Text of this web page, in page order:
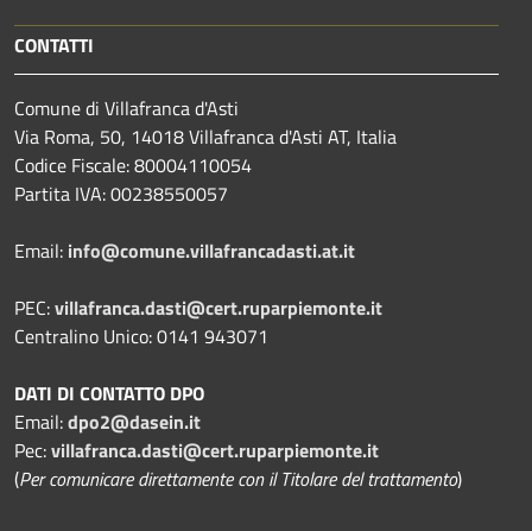
CONTATTI
Comune di Villafranca d'Asti
Via Roma, 50, 14018 Villafranca d'Asti AT, Italia
Codice Fiscale: 80004110054
Partita IVA: 00238550057
Email: info@comune.villafrancadasti.at.it
PEC:villafranca.dasti@cert.ruparpiemonte.it
Centralino Unico: 0141 943071
DATI DI CONTATTO DPO
Email:dpo2@dasein.it
Pec:villafranca.dasti@cert.ruparpiemonte.it
(Per comunicare direttamente con il Titolare del trattamento)